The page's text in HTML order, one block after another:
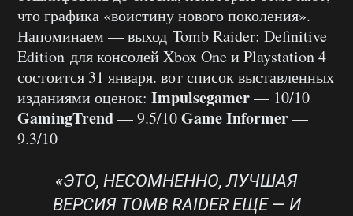
что графика «воистину нового поколения».
Напоминаем — выход Tomb Raider: Definitive
Edition для консолей Xbox One и Playstation 4
состоится 31 января. вот список выставленных
изданиями оценок: Impulsegamer— 10/10
GamingTrend— 9.5/10Game Informer—
9.3/10
«ЭТО, НЕСОМНЕННО, ЛУЧШАЯ
ВЕРСИЯ TOMB RAIDER ЕЩЕ — И